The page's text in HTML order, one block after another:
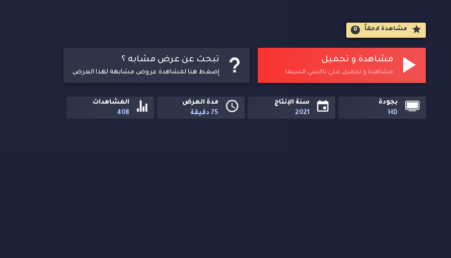
أحدهم نجما غنائيا مشهورا في الشرق الأوسط.
مشاهدة لاحقاََ 0
تبحث عن عرض مشابه ؟
إضغط هنا لمشاهدة عروض مشابهة لهذا العرض
مشاهدة و تحميل
مشاهدة و تحميل على تاكسي السيما
بجودة
HD
سنة الإنتاج
2021
مدة العرض
75 دقيقة
المشاهدات
408